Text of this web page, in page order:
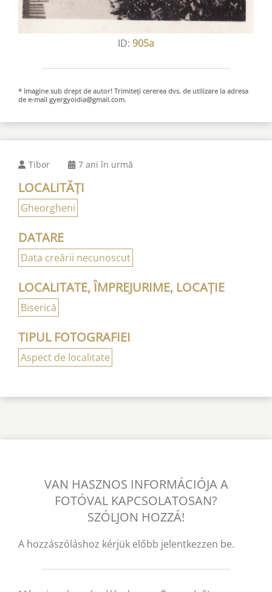
ID: 905a
* Imagine sub drept de autor! Trimiteți cererea dvs. de utilizare la adresa
de e-mail gyergyoidia@gmail.com.
Tibor 7 ani în urmă
LOCALITĂȚI
Gheorgheni
DATARE
Data creării necunoscut
LOCALITATE, ÎMPREJURIME, LOCAȚIE
Biserică
TIPUL FOTOGRAFIEI
Aspect de localitate
VAN HASZNOS INFORMÁCIÓJA A
FOTÓVAL KAPCSOLATOSAN?
SZÓLJON HOZZÁ!
A hozzászóláshoz kérjük előbb jelentkezzen be.